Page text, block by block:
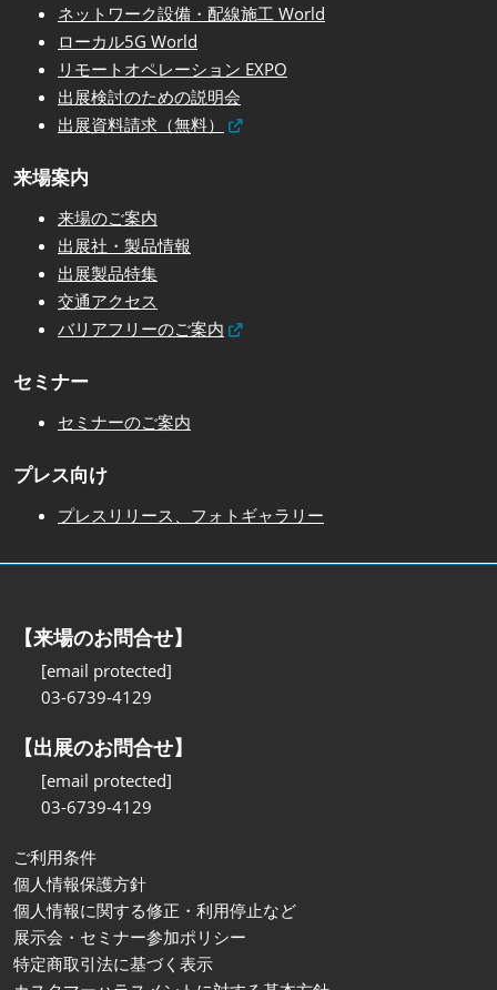
ネットワーク設備・配線施工 World
ローカル5G World
リモートオペレーション EXPO
出展検討のための説明会
出展資料請求（無料）
来場案内
来場のご案内
出展社・製品情報
出展製品特集
交通アクセス
バリアフリーのご案内
セミナー
セミナーのご案内
プレス向け
プレスリリース、フォトギャラリー
【来場のお問合せ】
[email protected]
03-6739-4129
【出展のお問合せ】
[email protected]
03-6739-4129
ご利用条件
個人情報保護方針
個人情報に関する修正・利用停止など
展示会・セミナー参加ポリシー
特定商取引法に基づく表示